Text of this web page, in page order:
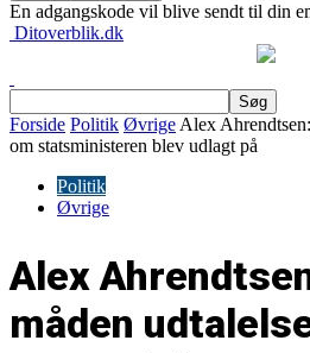
En adgangskode vil blive sendt til din
Ditoverblik.dk
Forside Politik Øvrige Alex
om statsministeren blev udlagt på
Politik
Øvrige
Alex
måden